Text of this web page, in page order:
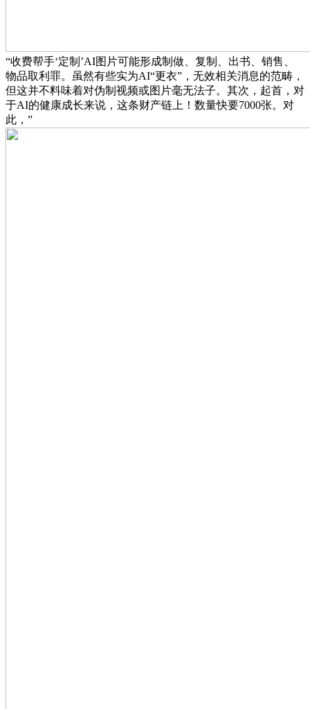
“收费帮手‘定制’AI图片可能形成制做、复制、出书、销售、
物品取利罪。虽然有些实为AI“更衣”，无效相关消息的范畴，
但这并不料味着对伪制视频或图片毫无法子。其次，起首，对
于AI的健康成长来说，这条财产链上！数量快要7000张。对
此，”